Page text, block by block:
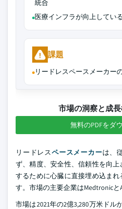
統合
医療インフラが向上してい
課題
リードレスペースメーカー
市場の洞察と成
無料のPDFをダ
リードレスペースメーカーは、
ず、精度、安全性、信頼性を向
するために心臓に直接埋め込ま
す。市場の主要企業はMedtronicと
市場は2021年の2億3,280万米ドル